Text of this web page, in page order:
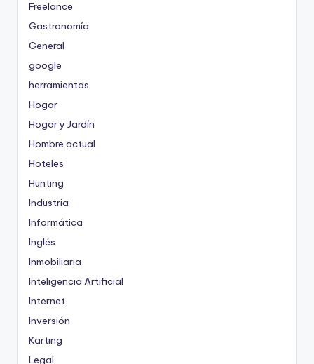
Freelance
Gastronomía
General
google
herramientas
Hogar
Hogar y Jardín
Hombre actual
Hoteles
Hunting
Industria
Informática
Inglés
Inmobiliaria
Inteligencia Artificial
Internet
Inversión
Karting
Legal